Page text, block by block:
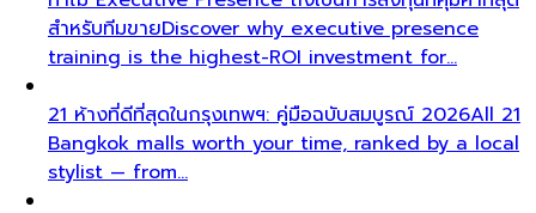
สำหรับทีมขายDiscover why executive presence
training is the highest-ROI investment for…
21 ห้างที่ดีที่สุดในกรุงเทพฯ: คู่มือฉบับสมบูรณ์ 2026All 21
Bangkok malls worth your time, ranked by a local
stylist — from…